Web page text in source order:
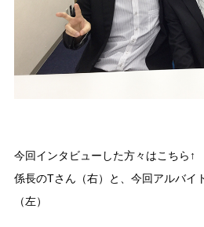
今回インタビューした方々はこちら↑
係長のTさん（右）と、今回アルバイ
（左）